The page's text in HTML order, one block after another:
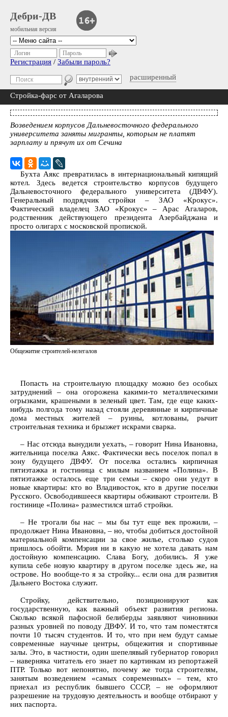
Дебри-ДВ
мобильная версия
расширенный
Логин Пароль
Регистрация / Забыли пароль?
Стройка-фарс от Агаларова
Возведением корпусов Дальневосточного федерального
университета заняты мигранты, которым не платят
зарплату и прячут их от Сечина
Бухта Аякс превратилась в интернациональный кипящий
котел. Здесь ведется строительство корпусов будущего
Дальневосточного федерального университета (ДВФУ).
Генеральный подрядчик стройки – ЗАО «Крокус».
Фактический владелец ЗАО «Крокус» – Арас Агаларов,
родственник действующего президента Азербайджана и
просто олигарх с московской пропиской.
Общежитие строителей-нелегалов
Попасть на строительную площадку можно без особых
затруднений – она огорожена какими-то металлическими
огрызками, крашеными в зеленый цвет. Там, где еще каких-
нибудь полгода тому назад стояли деревянные и кирпичные
дома местных жителей – руины, котлованы, рычит
строительная техника и брызжет искрами сварка.
– Нас отсюда вынудили уехать, – говорит Нина Ивановна,
жительница поселка Аякс. Фактически весь поселок попал в
зону будущего ДВФУ. От поселка остались кирпичная
пятиэтажка и гостиница с милым названием «Полина». В
пятиэтажке осталось еще три семьи – скоро они уедут в
новые квартиры: кто во Владивосток, кто в другие поселки
Русского. Освободившееся квартиры обживают строители. В
гостинице «Полина» разместился штаб стройки.
– Не трогали бы нас – мы бы тут еще век прожили, –
продолжает Нина Ивановна, – но, чтобы добиться достойной
материальной компенсации за свое жилье, столько судов
пришлось обойти. Мэрия ни в какую не хотела давать нам
достойную компенсацию. Слава Богу, добились. Я уже
купила себе новую квартиру в другом поселке здесь же, на
острове. Но вообще-то я за стройку... если она для развития
Дальнего Востока служит.
Стройку, действительно, позиционируют как
государственную, как важный объект развития региона.
Сколько всякой пафосной белиберды заявляют чиновники
разных уровней по поводу ДВФУ. И то, что там поместятся
почти 10 тысяч студентов. И то, что при нем будут самые
современные научные центры, общежития и спортивные
залы. Это, в частности, один шепелявый губернатор говорил
– наверняка читатель его знает по картинкам из репортажей
ПТР. Только вот непонятно, почему же тогда строителям,
занятым возведением «самых современных» – тем, кто
приехал из республик бывшего СССР, – не оформляют
разрешение на трудовую деятельность и вообще отбирают у
них паспорта.